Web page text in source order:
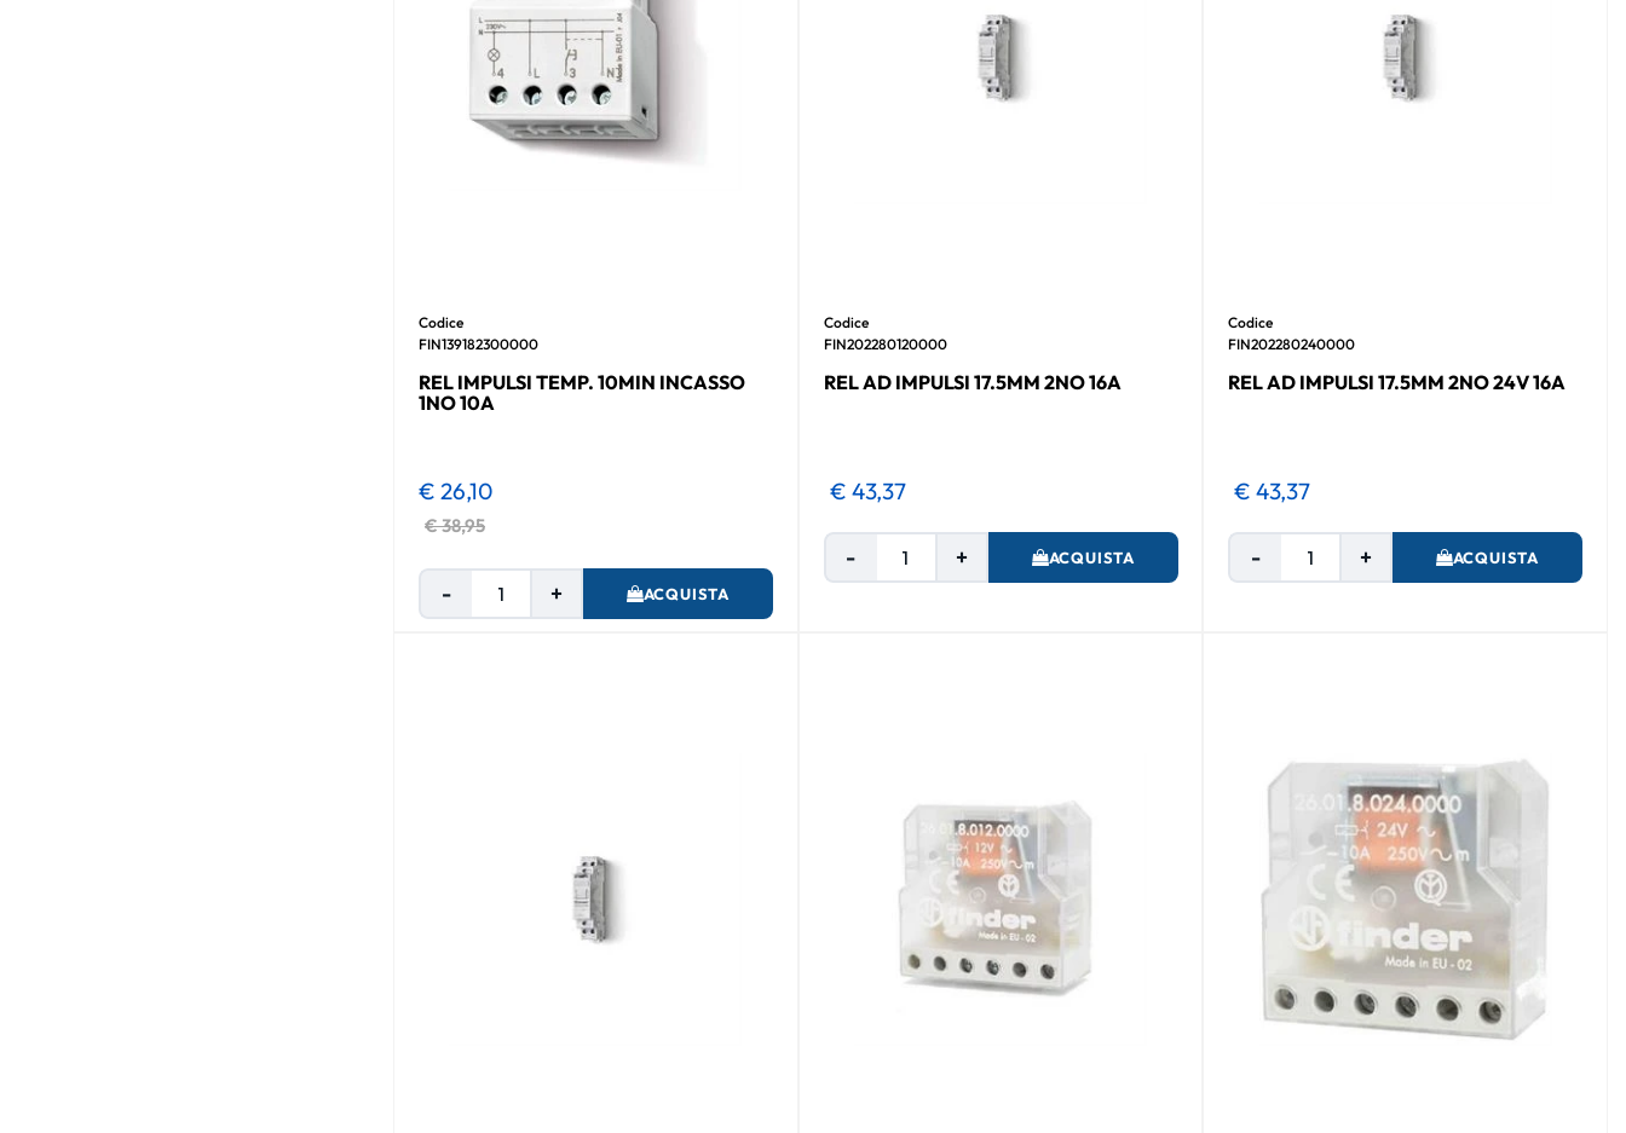
Codice
FIN139182300000
REL IMPULSI TEMP. 10MIN INCASSO
1NO 10A
€ 38,95
€ 26,10
Quantità ACQUISTA
Codice
FIN202280120000
REL AD IMPULSI 17.5MM 2NO 16A
€ 43,37
Quantità ACQUISTA
Codice
FIN202280240000
REL AD IMPULSI 17.5MM 2NO 24V 16A
€ 43,37
Quantità ACQUISTA